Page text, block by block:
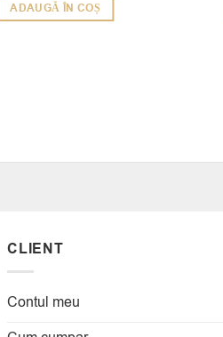
ADAUGĂ ÎN COȘ
CLIENT
Contul meu